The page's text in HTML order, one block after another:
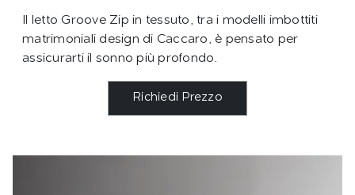
Il letto Groove Zip in tessuto, tra i modelli imbottiti
matrimoniali design di Caccaro, è pensato per
assicurarti il sonno più profondo.
Richiedi Prezzo